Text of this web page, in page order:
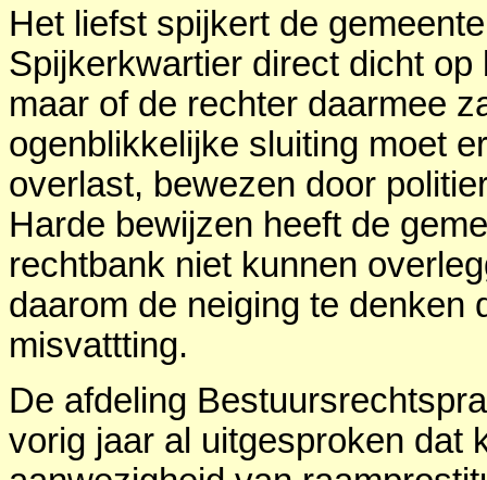
Het liefst spijkert de
Spijkerkwartier direct dicht
maar of de rechter daarmee
ogenblikkelijke sluiting moet
overlast, bewezen door
Harde bewijzen heeft de
rechtbank niet kunnen
daarom de neiging te denken
misvattting.
De afdeling
vorig jaar al uitgesproken dat